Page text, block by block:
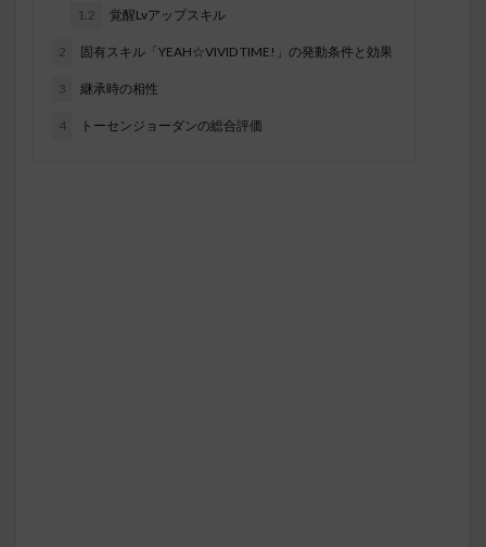
1.2 覚醒Lvアップスキル
2 固有スキル「YEAH☆VIVID TIME!」の発動条件と効果
3 継承時の相性
4 トーセンジョーダンの総合評価